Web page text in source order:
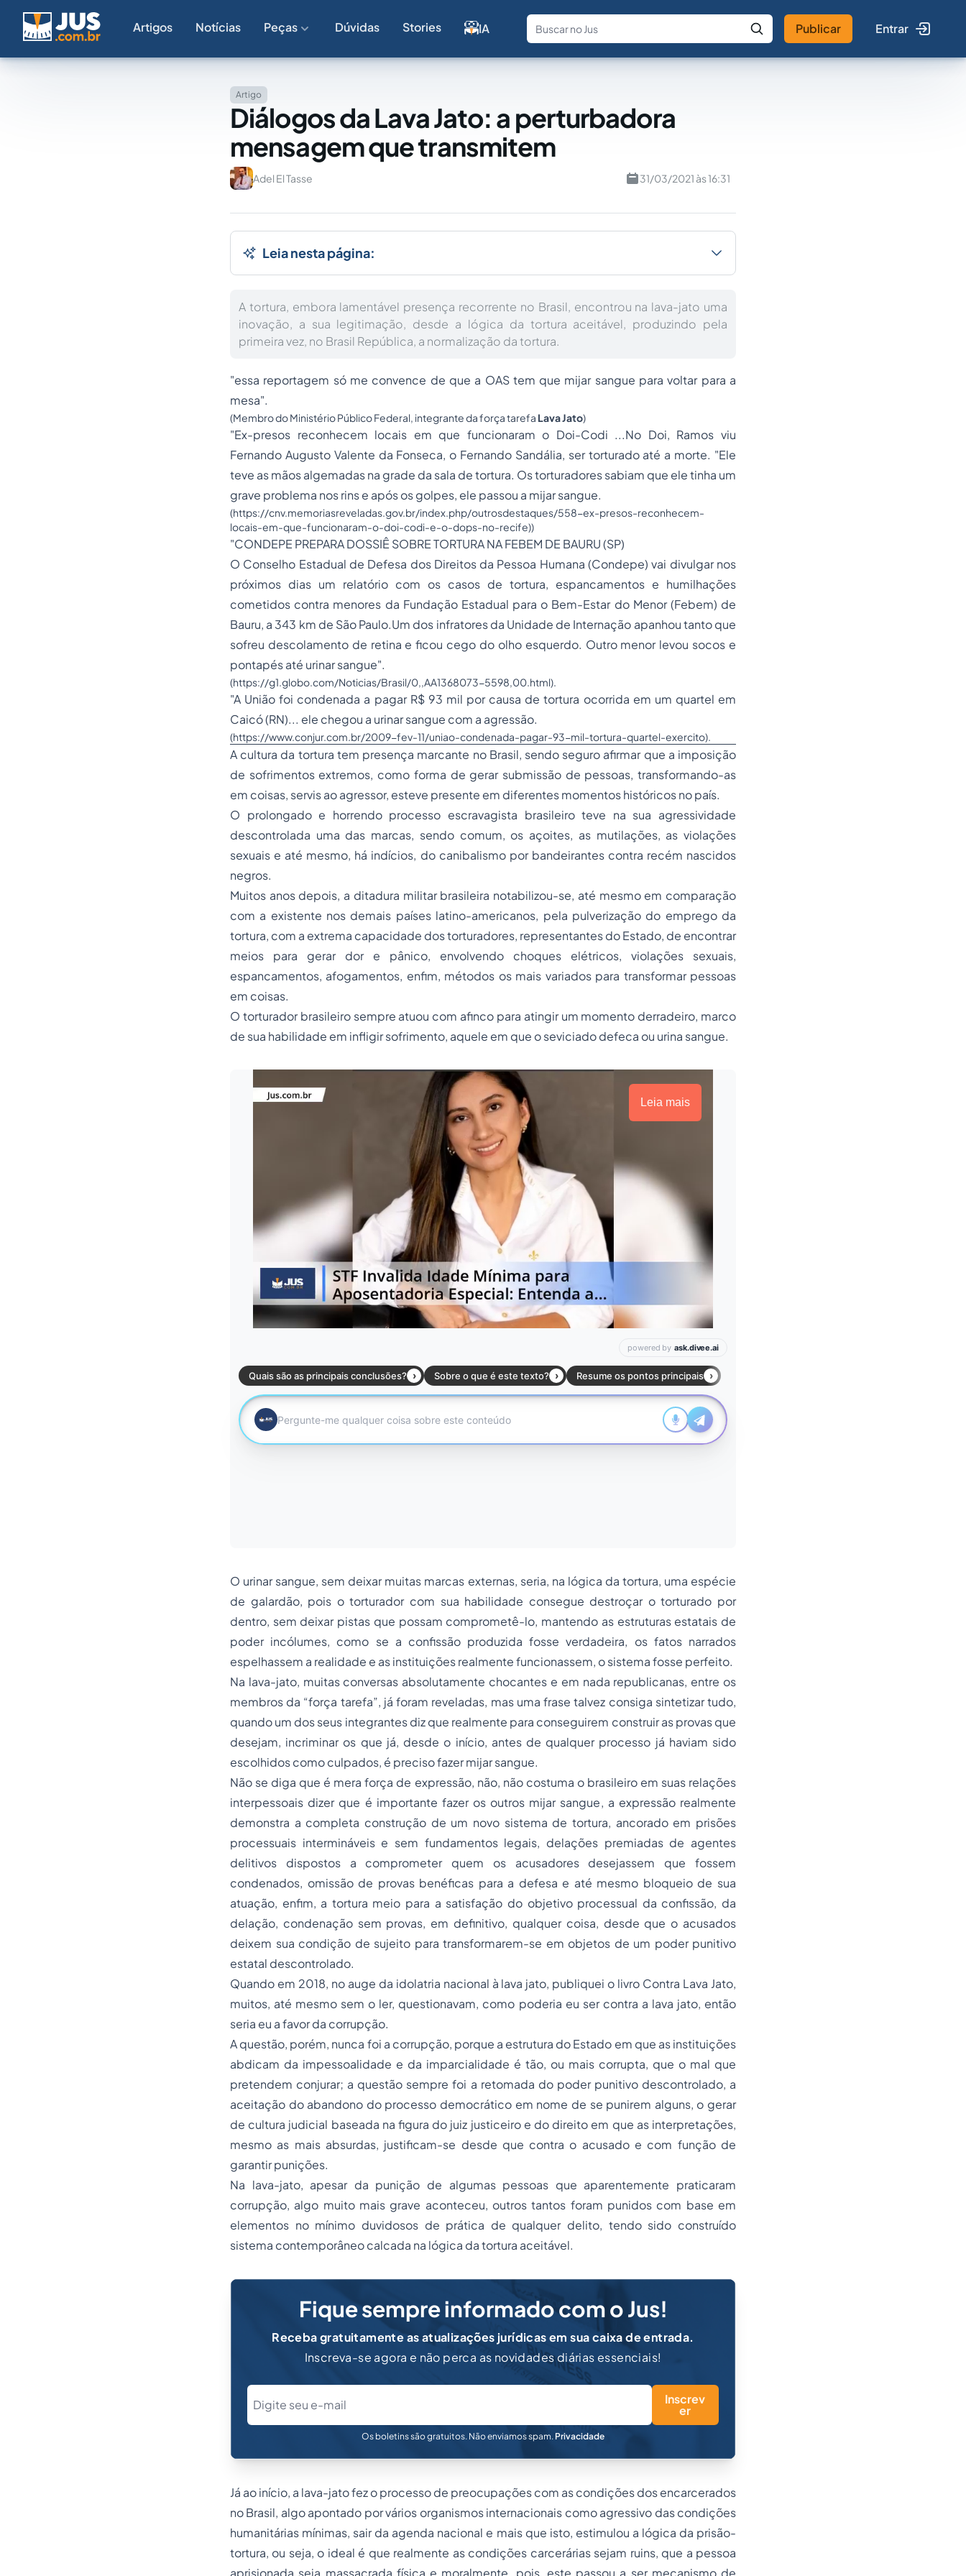
Artigos Notícias Peças Dúvidas Stories IA
Fale com a IA Buscar no Jus
Publicar Entrar
Artigo
Diálogos da Lava Jato: a perturbadora
mensagem que transmitem
Adel El Tasse 31/03/2021 às 16:31
Leia nesta página:
A tortura, embora lamentável presença recorrente no Brasil, encontrou na lava-jato uma
inovação, a sua legitimação, desde a lógica da tortura aceitável, produzindo pela
primeira vez, no Brasil República, a normalização da tortura.
"essa reportagem só me convence de que a OAS tem que mijar sangue para voltar para a
mesa".
(Membro do Ministério Público Federal, integrante da força tarefa Lava Jato)
"Ex-presos reconhecem locais em que funcionaram o Doi-Codi ...No Doi, Ramos viu
Fernando Augusto Valente da Fonseca, o Fernando Sandália, ser torturado até a morte. "Ele
teve as mãos algemadas na grade da sala de tortura. Os torturadores sabiam que ele tinha um
grave problema nos rins e após os golpes, ele passou a mijar sangue.
(https://cnv.memoriasreveladas.gov.br/index.php/outrosdestaques/558-ex-presos-reconhecem-
locais-em-que-funcionaram-o-doi-codi-e-o-dops-no-recife))
"CONDEPE PREPARA DOSSIÊ SOBRE TORTURA NA FEBEM DE BAURU (SP)
O Conselho Estadual de Defesa dos Direitos da Pessoa Humana (Condepe) vai divulgar nos
próximos dias um relatório com os casos de tortura, espancamentos e humilhações
cometidos contra menores da Fundação Estadual para o Bem-Estar do Menor (Febem) de
Bauru, a 343 km de São Paulo.Um dos infratores da Unidade de Internação apanhou tanto que
sofreu descolamento de retina e ficou cego do olho esquerdo. Outro menor levou socos e
pontapés até urinar sangue".
(https://g1.globo.com/Noticias/Brasil/0,,AA1368073-5598,00.html).
"A União foi condenada a pagar R$ 93 mil por causa de tortura ocorrida em um quartel em
Caicó (RN)... ele chegou a urinar sangue com a agressão.
(https://www.conjur.com.br/2009-fev-11/uniao-condenada-pagar-93-mil-tortura-quartel-exercito).
A cultura da tortura tem presença marcante no Brasil, sendo seguro afirmar que a imposição
de sofrimentos extremos, como forma de gerar submissão de pessoas, transformando-as
em coisas, servis ao agressor, esteve presente em diferentes momentos históricos no país.
O prolongado e horrendo processo escravagista brasileiro teve na sua agressividade
descontrolada uma das marcas, sendo comum, os açoites, as mutilações, as violações
sexuais e até mesmo, há indícios, do canibalismo por bandeirantes contra recém nascidos
negros.
Muitos anos depois, a ditadura militar brasileira notabilizou-se, até mesmo em comparação
com a existente nos demais países latino-americanos, pela pulverização do emprego da
tortura, com a extrema capacidade dos torturadores, representantes do Estado, de encontrar
meios para gerar dor e pânico, envolvendo choques elétricos, violações sexuais,
espancamentos, afogamentos, enfim, métodos os mais variados para transformar pessoas
em coisas.
O torturador brasileiro sempre atuou com afinco para atingir um momento derradeiro, marco
de sua habilidade em infligir sofrimento, aquele em que o seviciado defeca ou urina sangue.
Leia mais
O urinar sangue, sem deixar muitas marcas externas, seria, na lógica da tortura, uma espécie
de galardão, pois o torturador com sua habilidade consegue destroçar o torturado por
dentro, sem deixar pistas que possam comprometê-lo, mantendo as estruturas estatais de
poder incólumes, como se a confissão produzida fosse verdadeira, os fatos narrados
espelhassem a realidade e as instituições realmente funcionassem, o sistema fosse perfeito.
Na lava-jato, muitas conversas absolutamente chocantes e em nada republicanas, entre os
membros da “força tarefa”, já foram reveladas, mas uma frase talvez consiga sintetizar tudo,
quando um dos seus integrantes diz que realmente para conseguirem construir as provas que
desejam, incriminar os que já, desde o início, antes de qualquer processo já haviam sido
escolhidos como culpados, é preciso fazer mijar sangue.
Não se diga que é mera força de expressão, não, não costuma o brasileiro em suas relações
interpessoais dizer que é importante fazer os outros mijar sangue, a expressão realmente
demonstra a completa construção de um novo sistema de tortura, ancorado em prisões
processuais intermináveis e sem fundamentos legais, delações premiadas de agentes
delitivos dispostos a comprometer quem os acusadores desejassem que fossem
condenados, omissão de provas benéficas para a defesa e até mesmo bloqueio de sua
atuação, enfim, a tortura meio para a satisfação do objetivo processual da confissão, da
delação, condenação sem provas, em definitivo, qualquer coisa, desde que o acusados
deixem sua condição de sujeito para transformarem-se em objetos de um poder punitivo
estatal descontrolado.
Quando em 2018, no auge da idolatria nacional à lava jato, publiquei o livro Contra Lava Jato,
muitos, até mesmo sem o ler, questionavam, como poderia eu ser contra a lava jato, então
seria eu a favor da corrupção.
A questão, porém, nunca foi a corrupção, porque a estrutura do Estado em que as instituições
abdicam da impessoalidade e da imparcialidade é tão, ou mais corrupta, que o mal que
pretendem conjurar; a questão sempre foi a retomada do poder punitivo descontrolado, a
aceitação do abandono do processo democrático em nome de se punirem alguns, o gerar
de cultura judicial baseada na figura do juiz justiceiro e do direito em que as interpretações,
mesmo as mais absurdas, justificam-se desde que contra o acusado e com função de
garantir punições.
Na lava-jato, apesar da punição de algumas pessoas que aparentemente praticaram
corrupção, algo muito mais grave aconteceu, outros tantos foram punidos com base em
elementos no mínimo duvidosos de prática de qualquer delito, tendo sido construído
sistema contemporâneo calcada na lógica da tortura aceitável.
Fique sempre informado com o Jus!
Receba gratuitamente as atualizações jurídicas em sua caixa de entrada.
Inscreva-se agora e não perca as novidades diárias essenciais!
Inscrev
er
Os boletins são gratuitos. Não enviamos spam. Privacidade
Já ao início, a lava-jato fez o processo de preocupações com as condições dos encarcerados
no Brasil, algo apontado por vários organismos internacionais como agressivo das condições
humanitárias mínimas, sair da agenda nacional e mais que isto, estimulou a lógica da prisão-
tortura, ou seja, o ideal é que realmente as condições carcerárias sejam ruins, que a pessoa
aprisionada seja massacrada física e moralmente, pois, este passou a ser mecanismo de